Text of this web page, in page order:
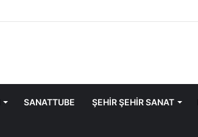
SANATTUBE ŞEHİR ŞEHİR SANAT